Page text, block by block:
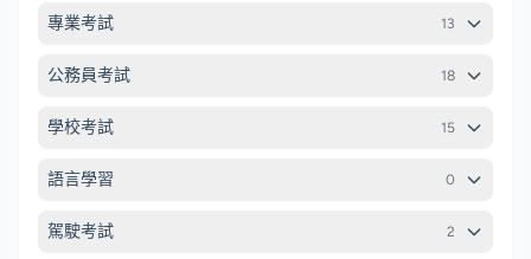
專業考試 13
公務員考試 18
學校考試 15
語言學習 0
駕駛考試 2